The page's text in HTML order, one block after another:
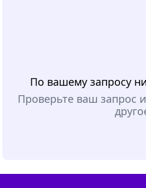
По вашему запросу
Проверьте ваш запрос